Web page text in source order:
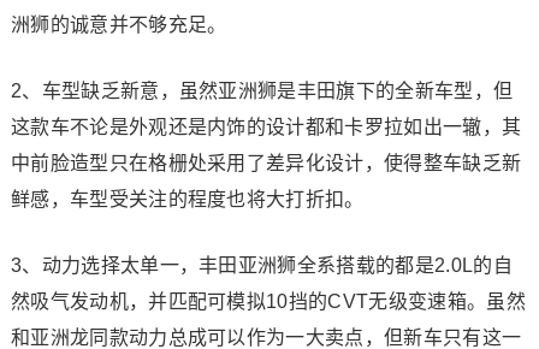
洲狮的诚意并不够充足。
2、车型缺乏新意，虽然亚洲狮是丰田旗下的全新车型，但
这款车不论是外观还是内饰的设计都和卡罗拉如出一辙，其
中前脸造型只在格栅处采用了差异化设计，使得整车缺乏新
鲜感，车型受关注的程度也将大打折扣。
3、动力选择太单一，丰田亚洲狮全系搭载的都是2.0L的自
然吸气发动机，并匹配可模拟10挡的CVT无级变速箱。虽然
和亚洲龙同款动力总成可以作为一大卖点，但新车只有这一